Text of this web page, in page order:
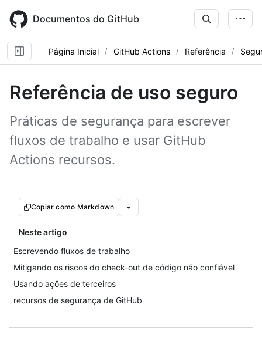
main
content
Documentos do GitHub
Página Inicial GitHub Actions Referência
Referência de uso seguro
Práticas de segurança para escrever
fluxos de trabalho e usar GitHub
Actions recursos.
Copiar como Markdown
Neste artigo
Escrevendo fluxos de trabalho
Mitigando os riscos do check-out de código não confiável
Usando ações de terceiros
recursos de segurança de GitHub